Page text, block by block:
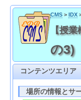
CMS> IDX
【授業
の3)
コンテンツエリア
場所の情報とサ